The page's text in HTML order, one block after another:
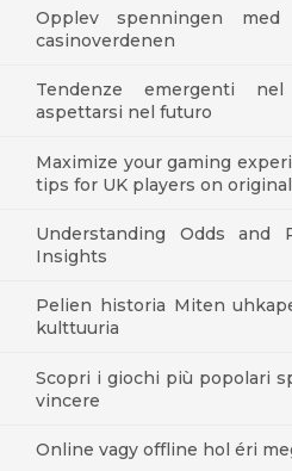
Opplev spenningen
casinoverdenen
Tendenze emergenti
aspettarsi nel futuro
Maximize your gaming
tips for UK players on original
Understanding Odds and
Insights
Pelien historia Miten
kulttuuria
Scopri i giochi più popolari
vincere
Online vagy offline hol éri